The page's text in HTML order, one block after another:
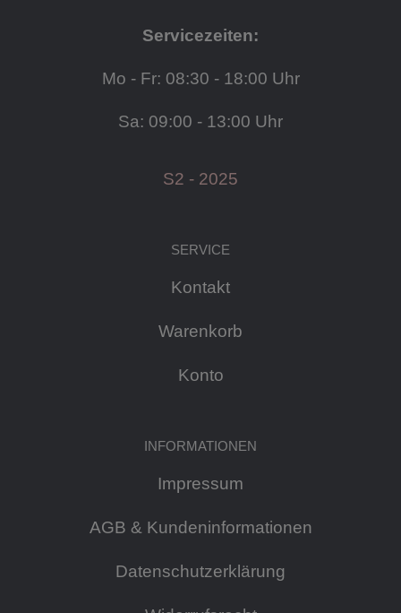
Servicezeiten:
Mo - Fr: 08:30 - 18:00 Uhr
Sa: 09:00 - 13:00 Uhr
S2 - 2025
SERVICE
Kontakt
Warenkorb
Konto
INFORMATIONEN
Impressum
AGB & Kundeninformationen
Datenschutzerklärung